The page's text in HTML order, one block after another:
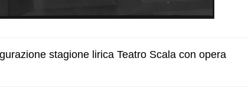
stagione lirica Teatro Scala con opera